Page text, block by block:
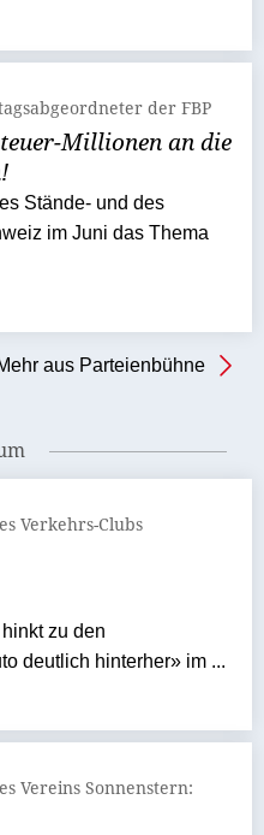
der FBP
Millionen an die
Stände- und des
im Juni das Thema
aus Parteienbühne
Verkehrs-Clubs
zu den
deutlich hinterher» im ...
Vereins Sonnenstern: